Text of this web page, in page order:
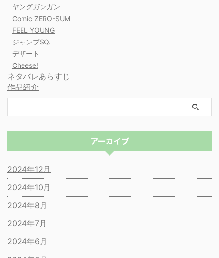
ヤングガンガン
Comic ZERO-SUM
FEEL YOUNG
ジャンプSQ.
デザート
Cheese!
ネタバレあらすじ
作品紹介
アーカイブ
2024年12月
2024年10月
2024年8月
2024年7月
2024年6月